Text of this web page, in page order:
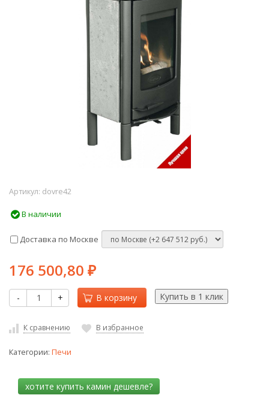
Артикул: dovre42
В наличии
Доставка по Москве
176 500,80 ₽
- + В корзину
К сравнению В избранное
Категории: Печи